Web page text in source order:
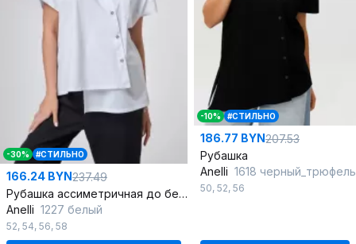
-30% #СТИЛЬНО
166.24 BYN237.49
Рубашка ассиметричная до бедра с коротким рукавом
Anelli 1227 белый
52, 54, 56, 58
-10% #СТИЛЬНО
186.77 BYN207.53
Рубашка
Anelli 1618 черный_трюфель
50, 52, 56